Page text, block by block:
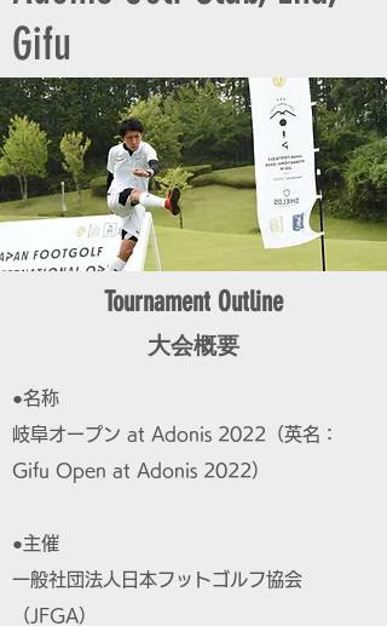
Gifu
Tournament Outline
大会概要
●名称
岐阜オープン at Adonis 2022（英名：
Gifu Open at Adonis 2022）
●主催
一般社団法人日本フットゴルフ協会
（JFGA）